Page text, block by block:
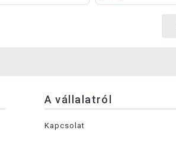
A vállalatról
Kapcsolat